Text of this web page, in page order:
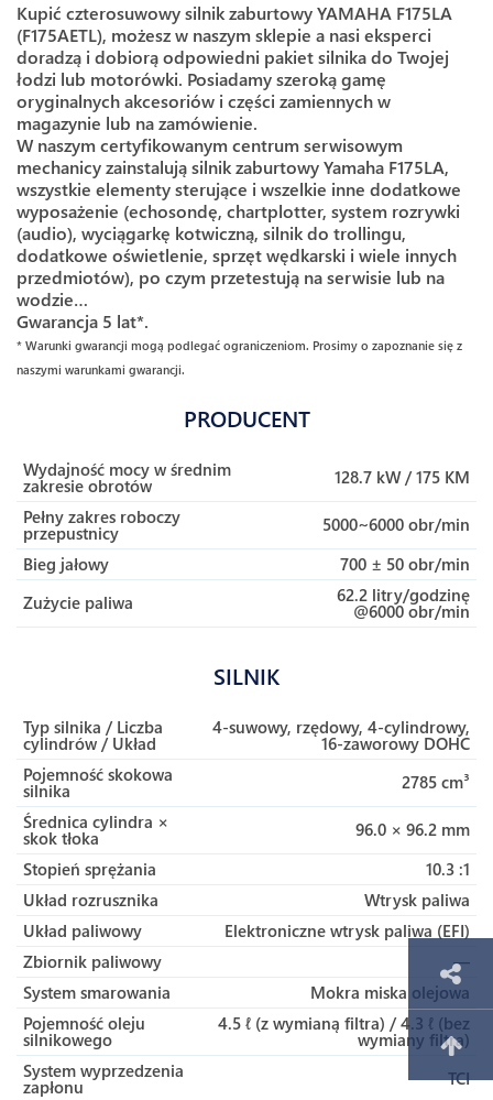
Kupić czterosuwowy silnik zaburtowy YAMAHA F175LA
(F175AETL), możesz w naszym sklepie a nasi eksperci
doradzą i dobiorą odpowiedni pakiet silnika do Twojej
łodzi lub motorówki. Posiadamy szeroką gamę
oryginalnych akcesoriów i części zamiennych w
magazynie lub na zamówienie.
W naszym certyfikowanym centrum serwisowym
mechanicy zainstalują silnik zaburtowy Yamaha F175LA,
wszystkie elementy sterujące i wszelkie inne dodatkowe
wyposażenie (echosondę, chartplotter, system rozrywki
(audio), wyciągarkę kotwiczną, silnik do trollingu,
dodatkowe oświetlenie, sprzęt wędkarski i wiele innych
przedmiotów), po czym przetestują na serwisie lub na
wodzie…
Gwarancja 5 lat*.
* Warunki gwarancji mogą podlegać ograniczeniom. Prosimy o zapoznanie się z
naszymi warunkami gwarancji.
PRODUCENT
Wydajność mocy w średnim
zakresie obrotów
128.7 kW / 175 KM
Pełny zakres roboczy
przepustnicy
5000~6000 obr/min
Bieg jałowy
700 ± 50 obr/min
Zużycie paliwa
62.2 litry/godzinę
@6000 obr/min
SILNIK
Typ silnika / Liczba
cylindrów / Układ
4-suwowy, rzędowy, 4-cylindrowy,
16-zaworowy DOHC
Pojemność skokowa
silnika
2785 cm³
Średnica cylindra ×
skok tłoka
96.0 × 96.2 mm
Stopień sprężania
10.3 :1
Układ rozrusznika
Wtrysk paliwa
Układ paliwowy
Elektroniczne wtrysk paliwa (EFI)
Zbiornik paliwowy
—
System smarowania
Mokra miska olejowa
Pojemność oleju
silnikowego
4.5 ℓ (z wymianą filtra) / 4.3 ℓ (bez
wymiany filtra)
System wyprzedzenia
zapłonu
TCI